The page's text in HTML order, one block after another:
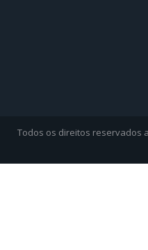
Todos os direitos reservados